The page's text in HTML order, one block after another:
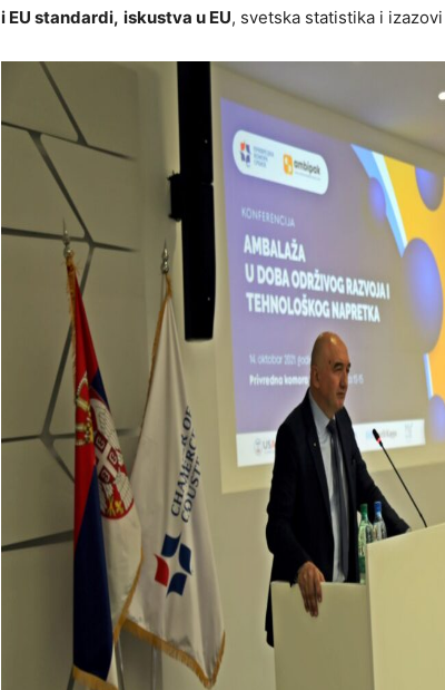
i EU standardi, iskustva u EU, svetska statistika i